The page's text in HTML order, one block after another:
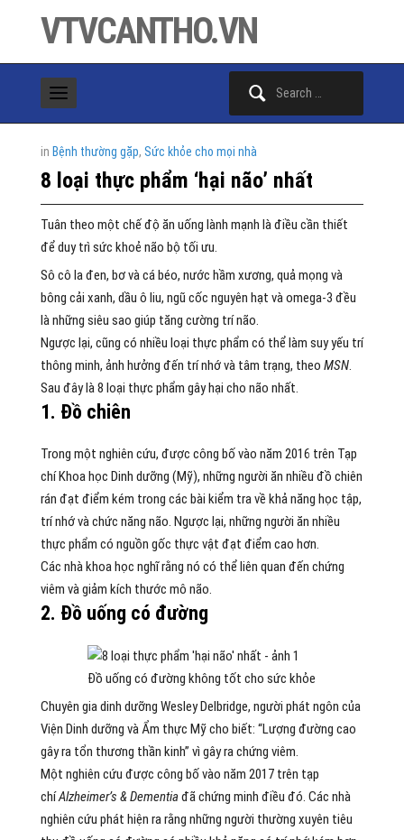
VTVCANTHO.VN
in Bệnh thường gặp, Sức khỏe cho mọi nhà
8 loại thực phẩm ‘hại não’ nhất
Tuân theo một chế độ ăn uống lành mạnh là điều cần thiết
để duy trì sức khoẻ não bộ tối ưu.
Sô cô la đen, bơ và cá béo, nước hầm xương, quả mọng và
bông cải xanh, dầu ô liu, ngũ cốc nguyên hạt và omega-3 đều
là những siêu sao giúp tăng cường trí não.
Ngược lại, cũng có nhiều loại thực phẩm có thể làm suy yếu trí
thông minh, ảnh hưởng đến trí nhớ và tâm trạng, theo MSN.
Sau đây là 8 loại thực phẩm gây hại cho não nhất.
1. Đồ chiên
Trong một nghiên cứu, được công bố vào năm 2016 trên Tạp
chí Khoa học Dinh dưỡng (Mỹ), những người ăn nhiều đồ chiên
rán đạt điểm kém trong các bài kiểm tra về khả năng học tập,
trí nhớ và chức năng não. Ngược lại, những người ăn nhiều
thực phẩm có nguồn gốc thực vật đạt điểm cao hơn.
Các nhà khoa học nghĩ rằng nó có thể liên quan đến chứng
viêm và giảm kích thước mô não.
2. Đồ uống có đường
Đồ uống có đường không tốt cho sức khỏe
Chuyên gia dinh dưỡng Wesley Delbridge, người phát ngôn của
Viện Dinh dưỡng và Ẩm thực Mỹ cho biết: “Lượng đường cao
gây ra tổn thương thần kinh” vì gây ra chứng viêm.
Một nghiên cứu được công bố vào năm 2017 trên tạp
chíAlzheimer’s & Dementiađã chứng minh điều đó. Các nhà
nghiên cứu phát hiện ra rằng những người thường xuyên tiêu